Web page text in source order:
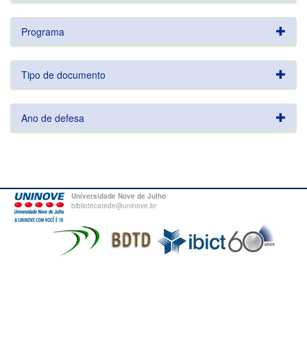
Programa
Tipo de documento
Ano de defesa
Universidade Nove de Julho
bibliotecatede@uninove.br